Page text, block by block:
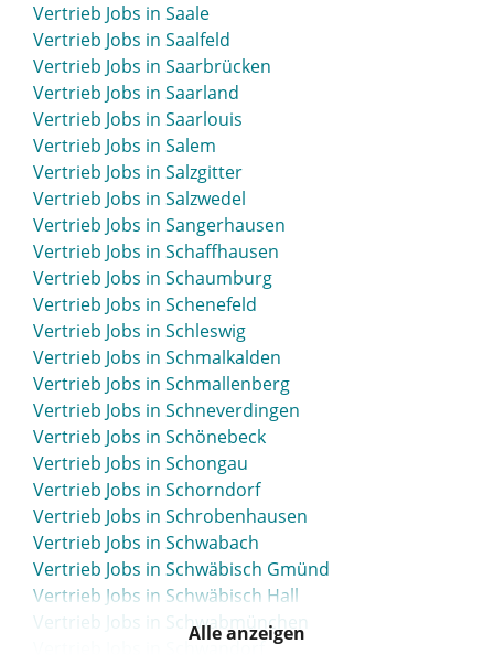
Vertrieb Jobs in Rosche
Vertrieb Jobs in Rosenheim
Vertrieb Jobs in Rostock
Vertrieb Jobs in Roth
Vertrieb Jobs in Rottweil
Vertrieb Jobs in Rudolstadt
Vertrieb Jobs in Ruhrpark
Vertrieb Jobs in Rüsselsheim
Vertrieb Jobs in Saale
Vertrieb Jobs in Saalfeld
Vertrieb Jobs in Saarbrücken
Vertrieb Jobs in Saarland
Vertrieb Jobs in Saarlouis
Vertrieb Jobs in Salem
Vertrieb Jobs in Salzgitter
Vertrieb Jobs in Salzwedel
Vertrieb Jobs in Sangerhausen
Vertrieb Jobs in Schaffhausen
Vertrieb Jobs in Schaumburg
Vertrieb Jobs in Schenefeld
Vertrieb Jobs in Schleswig
Vertrieb Jobs in Schmalkalden
Vertrieb Jobs in Schmallenberg
Vertrieb Jobs in Schneverdingen
Vertrieb Jobs in Schönebeck
Vertrieb Jobs in Schongau
Vertrieb Jobs in Schorndorf
Vertrieb Jobs in Schrobenhausen
Vertrieb Jobs in Schwabach
Vertrieb Jobs in Schwäbisch Gmünd
Vertrieb Jobs in Schwäbisch Hall
Vertrieb Jobs in Schwabmünchen
Alle anzeigen